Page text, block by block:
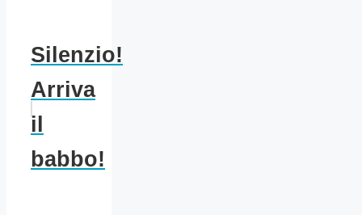
Silenzio!
Arriva
il
babbo!